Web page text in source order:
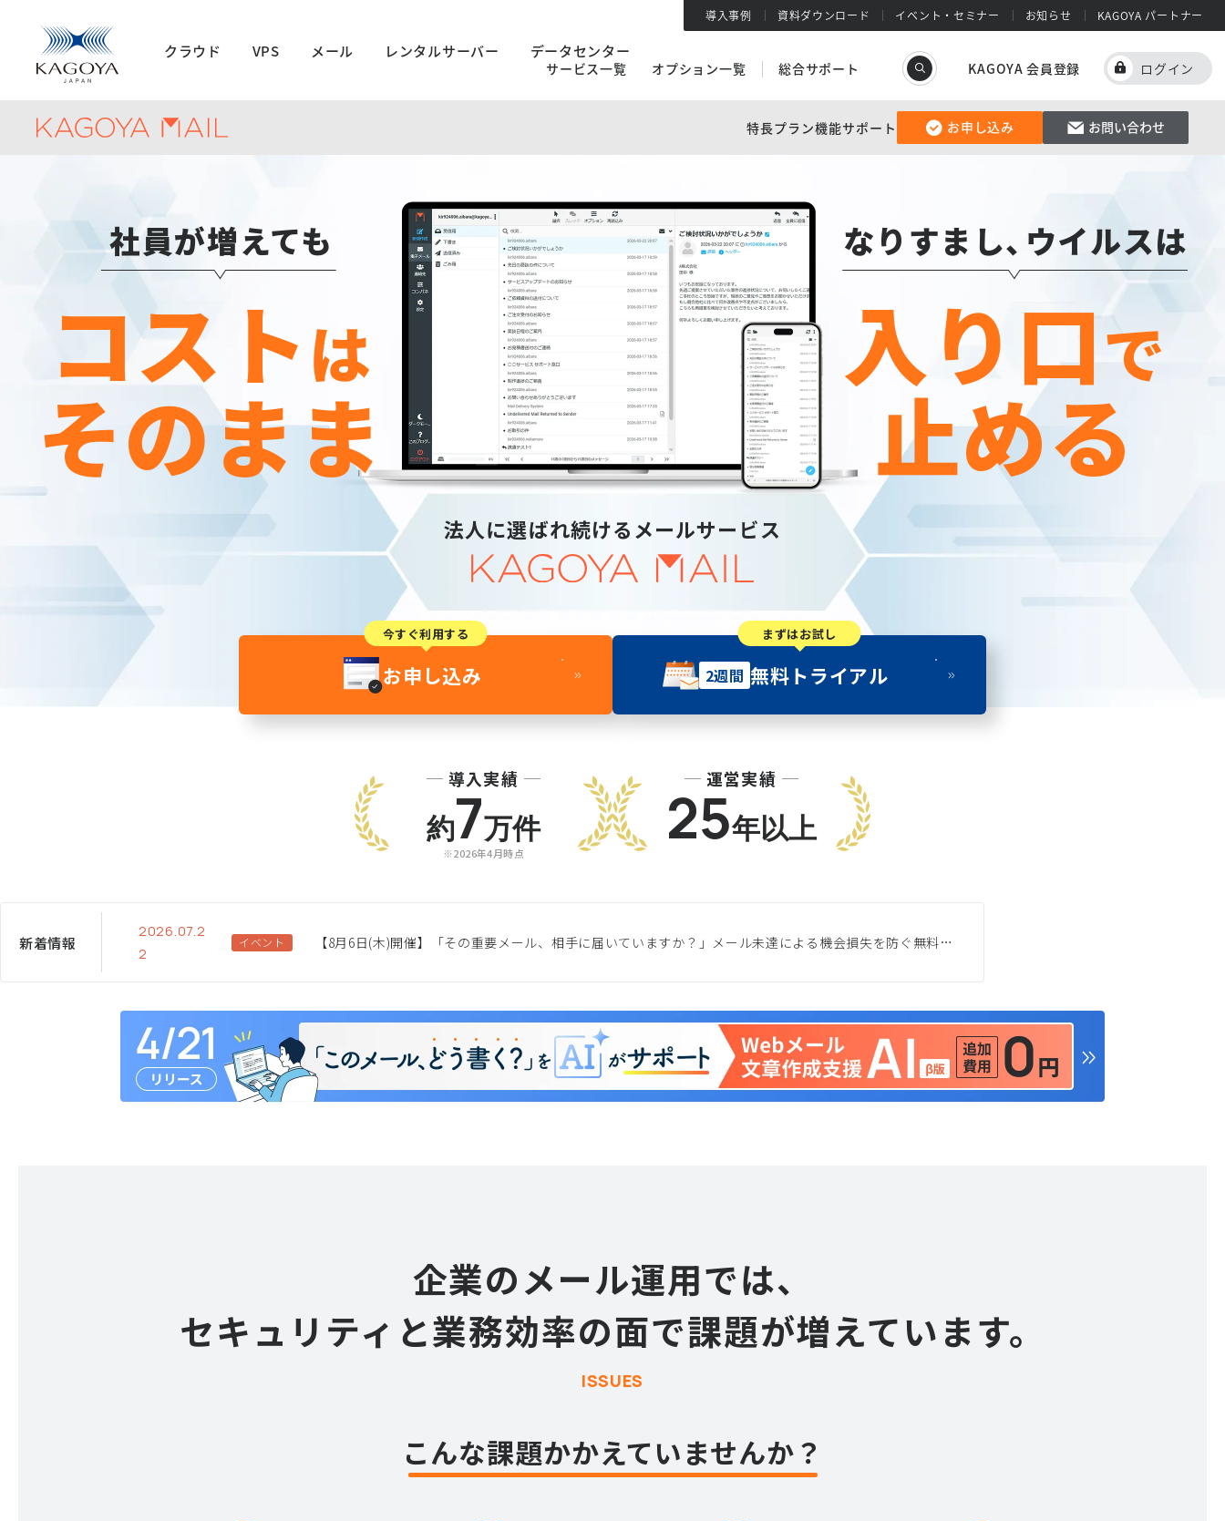
社員が増えても
コストは
そのまま
なりすまし、ウイルスは
入り口で
止める
法人に選ばれ続けるメールサービス
今すぐ利用する
お申し込み
まずはお試し
2週間 無料トライアル
導入実績
約7万件
※2026年4月時点
運営実績
25年以上
新着情報
2026.07.2
2
イベント 【8月6日(木)開催】「その重要メール、相手に届いていますか？」メール未達による機会損失を防ぐ無料セミナー
企業のメール運用では、
セキュリティと業務効率の面で課題が増えています。
ISSUES
こんな課題かかえていませんか？
クラウド VPS メール レンタルサーバー データセンター
導入事例 資料ダウンロード イベント・セミナー お知らせ KAGOYA パートナー
サービス一覧 オプション一覧 総合サポート KAGOYA 会員登録 ログイン
特長プラン機能サポート お申し込み お問い合わせ